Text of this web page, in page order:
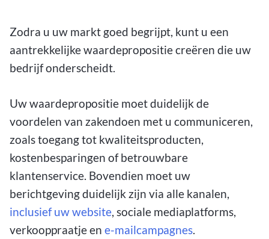
Zodra u uw markt goed begrijpt, kunt u een
aantrekkelijke waardepropositie creëren die uw
bedrijf onderscheidt.
Uw waardepropositie moet duidelijk de
voordelen van zakendoen met u communiceren,
zoals toegang tot kwaliteitsproducten,
kostenbesparingen of betrouwbare
klantenservice. Bovendien moet uw
berichtgeving duidelijk zijn via alle kanalen,
inclusief uw website, sociale mediaplatforms,
verkooppraatje en e-mailcampagnes.